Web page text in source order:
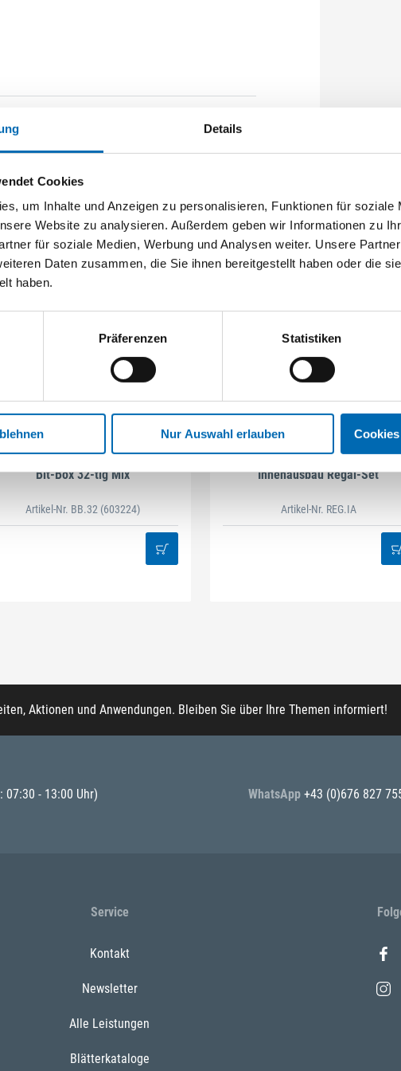
Details
Cookies
um Inhalte und Anzeigen zu personalisieren, Funktionen für soziale
Website zu analysieren. Außerdem geben wir Informationen zu
für soziale Medien, Werbung und Analysen weiter. Unsere
Daten zusammen, die Sie ihnen bereitgestellt haben oder die
haben.
Präferenzen Statistiken
Nur Auswahl erlauben
Flachstulp 16x2,5mm L:2285,0mm Eckig
Für DIN-Zargen ferGUard*silber
STAHLHÄRTER
Bit-Box 32-tlg Mix
Artikel-Nr. BB.32 (603224)
DAMAZEN
Innenausbau Regal-Set
Artikel-Nr. REG.IA
Aktionen und Anwendungen. Bleiben Sie über Ihre Themen informiert!
07:30 - 13:00 Uhr) WhatsApp +43 (0)676 827
Service
Kontakt
Newsletter
Alle Leistungen
Blätterkataloge